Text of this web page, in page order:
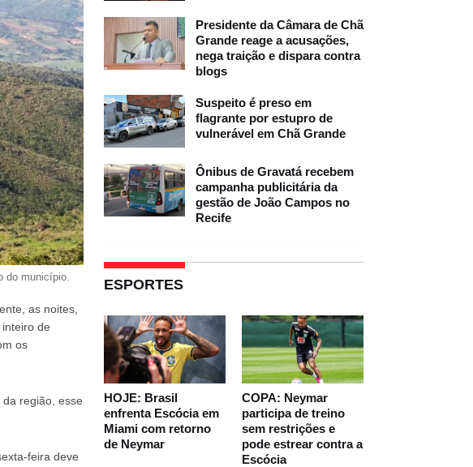
do município.
as noites,
de
os
região, esse
feira deve
Presidente da Câmara de Chã
Grande reage a acusações,
nega traição e dispara contra
blogs
Suspeito é preso em
flagrante por estupro de
vulnerável em Chã Grande
Ônibus de Gravatá recebem
campanha publicitária da
gestão de João Campos no
Recife
ESPORTES
HOJE: Brasil
enfrenta Escócia em
Miami com retorno
de Neymar
COPA: Neymar
participa de treino
sem restrições e
pode estrear contra a
Escócia